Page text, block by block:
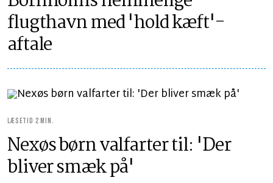
flugthavn med 'hold kæft'-
aftale
LÆSETID 2 MIN.
Nexøs børn valfarter til: 'Der
bliver smæk på'